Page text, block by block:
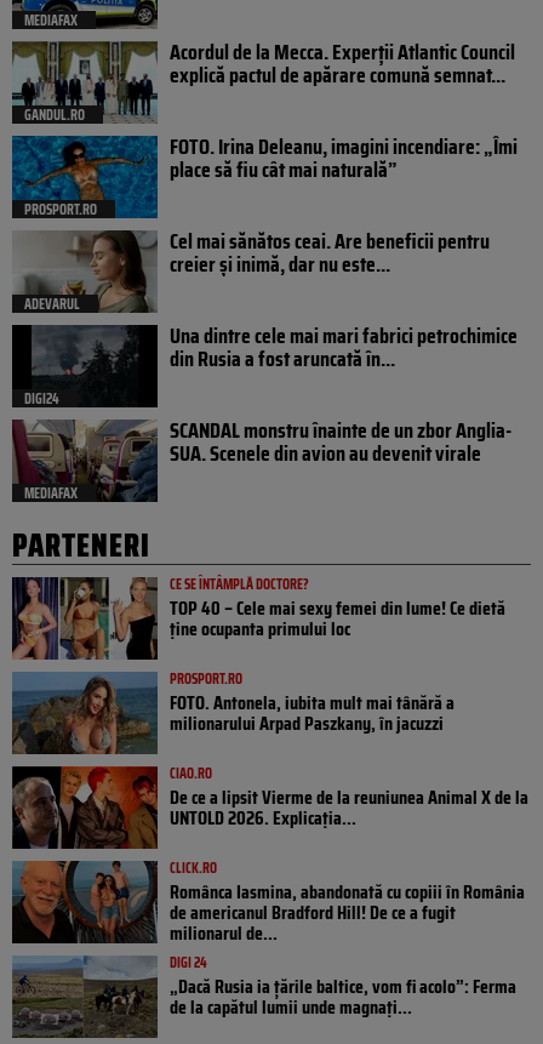
MEDIAFAX
GANDUL.RO
Acordul de la Mecca. Experții Atlantic Council
explică pactul de apărare comună semnat...
PROSPORT.RO
FOTO. Irina Deleanu, imagini incendiare: „Îmi
place să fiu cât mai naturală”
ADEVARUL
Cel mai sănătos ceai. Are beneficii pentru
creier și inimă, dar nu este...
DIGI24
Una dintre cele mai mari fabrici petrochimice
din Rusia a fost aruncată în...
MEDIAFAX
SCANDAL monstru înainte de un zbor Anglia-
SUA. Scenele din avion au devenit virale
PARTENERI
CE SE ÎNTÂMPLĂ DOCTORE?
TOP 40 – Cele mai sexy femei din lume! Ce dietă
ține ocupanta primului loc
PROSPORT.RO
FOTO. Antonela, iubita mult mai tânără a
milionarului Arpad Paszkany, în jacuzzi
CIAO.RO
De ce a lipsit Vierme de la reuniunea Animal X de la
UNTOLD 2026. Explicația...
CLICK.RO
Românca Iasmina, abandonată cu copiii în România
de americanul Bradford Hill! De ce a fugit
milionarul de...
DIGI 24
„Dacă Rusia ia țările baltice, vom fi acolo”: Ferma
de la capătul lumii unde magnați...